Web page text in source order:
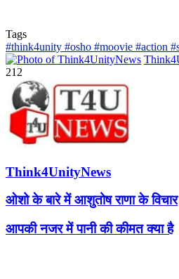
Tags
#think4unity #osho #moovie #action
212
Think4UnityNews
ओशो के बारे में आशुतोष राणा के विचार
आपकी नजर में पानी की कीमत क्या है